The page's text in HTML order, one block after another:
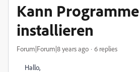
Kann
installieren
Forum|Forum|8 years ago 6 replies
Hallo,